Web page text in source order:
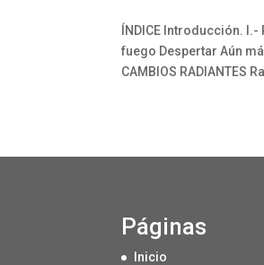
ÍNDICE Introducción. I.-
fuego Despertar Aún
CAMBIOS RADIANTES
Páginas
Inicio